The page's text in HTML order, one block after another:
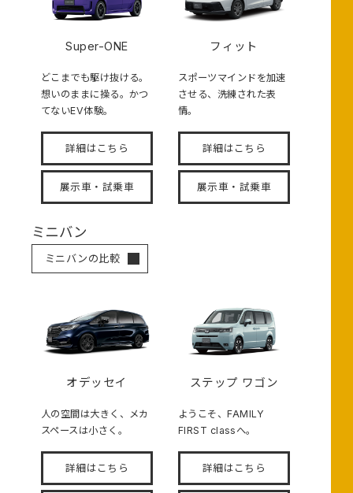
Super-ONE
どこまでも駆け抜ける。
想いのままに操る。かつ
てないEV体験。
詳細はこちら
展示車・試乗車
フィット
スポーツマインドを加速
させる、洗練された表
情。
詳細はこちら
展示車・試乗車
ミニバン
ミニバンの比較
オデッセイ
人の空間は大きく、メカ
スペースは小さく。
詳細はこちら
ステップ ワゴン
ようこそ、FAMILY
FIRST classへ。
詳細はこちら